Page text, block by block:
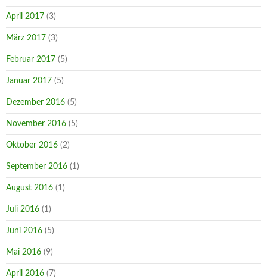
April 2017 (3)
März 2017 (3)
Februar 2017 (5)
Januar 2017 (5)
Dezember 2016 (5)
November 2016 (5)
Oktober 2016 (2)
September 2016 (1)
August 2016 (1)
Juli 2016 (1)
Juni 2016 (5)
Mai 2016 (9)
April 2016 (7)